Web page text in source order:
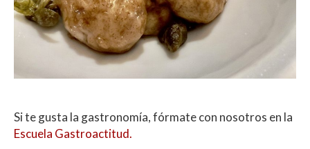
Si te gusta la gastronomía, fórmate con nosotros en la
Escuela Gastroactitud.